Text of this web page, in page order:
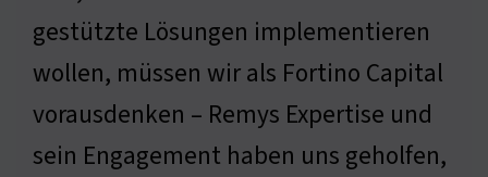
gestützte Lösungen implementieren
wollen, müssen wir als Fortino Capital
vorausdenken – Remys Expertise und
sein Engagement haben uns geholfen,